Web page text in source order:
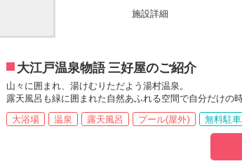
施設詳細
大江戸温泉物語 三好屋のご紹介
山々に囲まれ、湯けむりただよう湯村温泉。
露天風呂も緑に囲まれた自然あふれる空間で自分だけの
大浴場
温泉 露天風呂 プール(屋外) 無料駐